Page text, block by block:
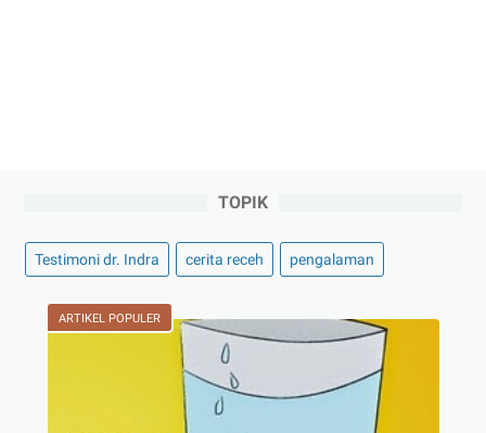
TOPIK
Testimoni dr. Indra cerita receh pengalaman
ARTIKEL POPULER